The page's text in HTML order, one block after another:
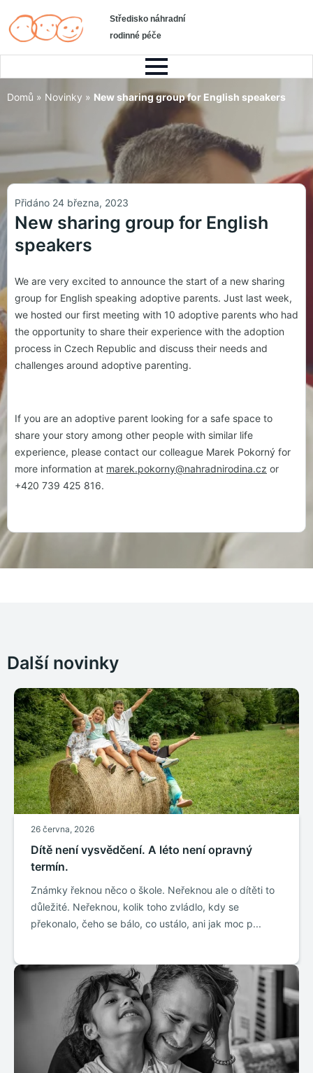
Středisko náhradní
rodinné péče
Domů » Novinky » New sharing group for English speakers
Přidáno 24 března, 2023
New sharing group for English
speakers
We are very excited to announce the start of a new sharing
group for English speaking adoptive parents. Just last week,
we hosted our first meeting with 10 adoptive parents who had
the opportunity to share their experience with the adoption
process in Czech Republic and discuss their needs and
challenges around adoptive parenting.
If you are an adoptive parent looking for a safe space to
share your story among other people with similar life
experience, please contact our colleague Marek Pokorný for
more information at marek.pokorny@nahradnirodina.cz or
+420 739 425 816.
Další novinky
26 června, 2026
Dítě není vysvědčení. A léto není opravný
termín.
Známky řeknou něco o škole. Neřeknou ale o dítěti to
důležité. Neřeknou, kolik toho zvládlo, kdy se
překonalo, čeho se bálo, co ustálo, ani jak moc p...